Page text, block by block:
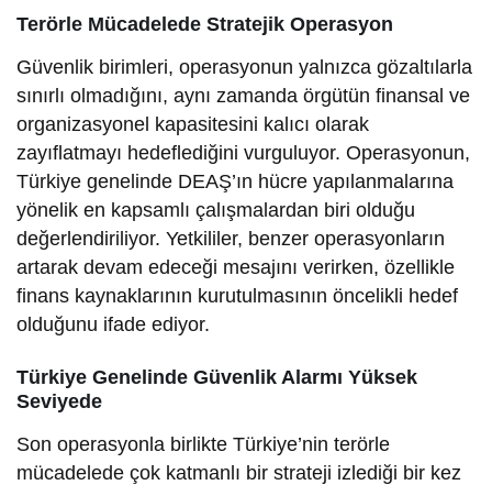
Terörle Mücadelede Stratejik Operasyon
Güvenlik birimleri, operasyonun yalnızca gözaltılarla
sınırlı olmadığını, aynı zamanda örgütün finansal ve
organizasyonel kapasitesini kalıcı olarak
zayıflatmayı hedeflediğini vurguluyor. Operasyonun,
Türkiye genelinde DEAŞ’ın hücre yapılanmalarına
yönelik en kapsamlı çalışmalardan biri olduğu
değerlendiriliyor. Yetkililer, benzer operasyonların
artarak devam edeceği mesajını verirken, özellikle
finans kaynaklarının kurutulmasının öncelikli hedef
olduğunu ifade ediyor.
Türkiye Genelinde Güvenlik Alarmı Yüksek
Seviyede
Son operasyonla birlikte Türkiye’nin terörle
mücadelede çok katmanlı bir strateji izlediği bir kez